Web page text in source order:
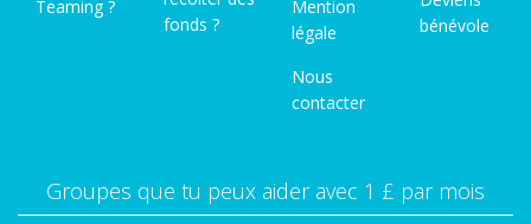
Teaming ?
fonds ?
Mention
légale
Nous
contacter
bénévole
Groupes que tu peux aider avec 1 £ par mois